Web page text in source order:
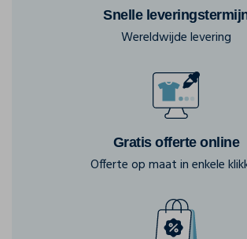
Snelle
Wereldwijde levering
Gratis offerte online
Offerte op maat in enkele